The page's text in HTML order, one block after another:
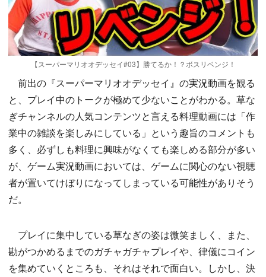
【スーパーマリオオデッセイ#03】勝てるか！？ボスリベンジ！
前出の『スーパーマリオオデッセイ』の実況動画を観る
と、プレイ中のトークが極めて少ないことがわかる。草な
ぎチャンネルの人気コンテンツと言える料理動画には「作
業中の雑談を楽しみにしている」という趣旨のコメントも
多く、必ずしも料理に興味がなくても楽しめる部分が多い
が、ゲーム実況動画においては、ゲームに関心のない視聴
者が置いてけぼりになってしまっている可能性がありそう
だ。
プレイに集中している草なぎの姿は微笑ましく、また、
勘がつかめるまでのガチャガチャプレイや、律儀にコイン
を集めていくところも、それはそれで面白い。しかし、決